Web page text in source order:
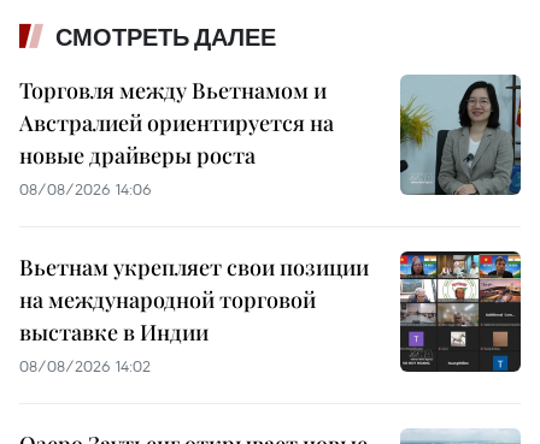
СМОТРЕТЬ ДАЛЕЕ
Торговля между Вьетнамом и
Австралией ориентируется на
новые драйверы роста
08/08/2026 14:06
Вьетнам укрепляет свои позиции
на международной торговой
выставке в Индии
08/08/2026 14:02